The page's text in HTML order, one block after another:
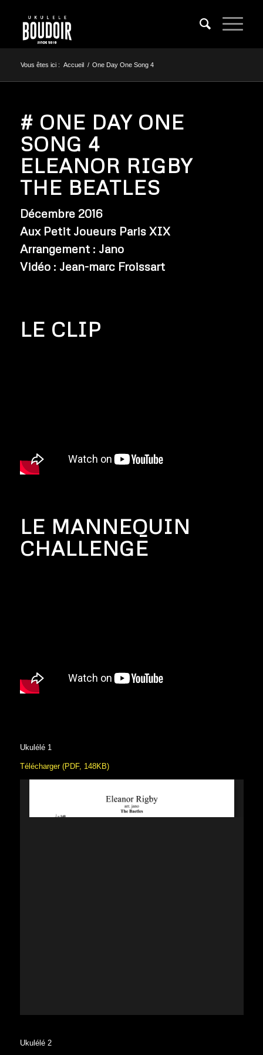
Vous êtes ici : Accueil / One Day One Song 4
# ONE DAY ONE
SONG 4
ELEANOR RIGBY
THE BEATLES
Décembre 2016
Aux Petit Joueurs Paris XIX
Arrangement : Jano
Vidéo : Jean-marc Froissart
LE CLIP
LE MANNEQUIN
CHALLENGE
Ukulélé 1
Télécharger (PDF, 148KB)
Ukulélé 2